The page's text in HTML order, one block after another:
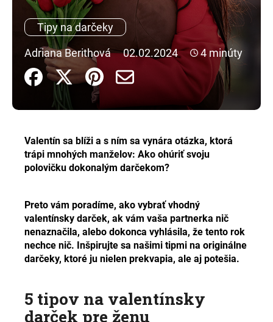
Tipy na darčeky
Adriana Berithová
02.02.2024 4 minúty
Valentín sa blíži a s ním sa vynára otázka, ktorá
trápi mnohých manželov: Ako ohúriť svoju
polovičku dokonalým darčekom?
Preto vám poradíme, ako vybrať vhodný
valentínsky darček, ak vám vaša partnerka nič
nenaznačila, alebo dokonca vyhlásila, že tento rok
nechce nič. Inšpirujte sa našimi tipmi na originálne
darčeky, ktoré ju nielen prekvapia, ale aj potešia.
5 tipov na valentínsky
darček pre ženu
HĽADAŤ